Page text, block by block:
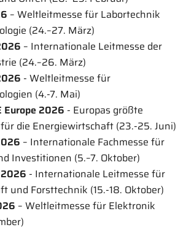
– Weltleitmesse für Labortechnik
(24.–27. März)
– Internationale Leitmesse der
(24.–26. März)
- Weltleitmesse für
(4.-7. Mai)
Europe 2026 - Europas größte
die Energiewirtschaft (23.-25. Juni)
– Internationale Fachmesse für
Investitionen (5.–7. Oktober)
2026 - Internationale Leitmesse für
und Forsttechnik (15.-18. Oktober)
– Weltleitmesse für Elektronik